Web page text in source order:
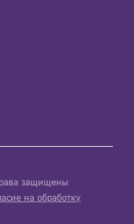
защищены
на обработку